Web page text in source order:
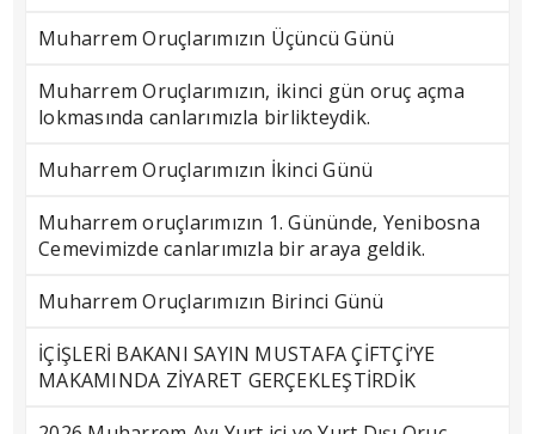
Muharrem Oruçlarımızın Üçüncü Günü
Muharrem Oruçlarımızın, ikinci gün oruç açma
lokmasında canlarımızla birlikteydik.
Muharrem Oruçlarımızın İkinci Günü
Muharrem oruçlarımızın 1. Gününde, Yenibosna
Cemevimizde canlarımızla bir araya geldik.
Muharrem Oruçlarımızın Birinci Günü
İÇİŞLERİ BAKANI SAYIN MUSTAFA ÇİFTÇİ’YE
MAKAMINDA ZİYARET GERÇEKLEŞTİRDİK